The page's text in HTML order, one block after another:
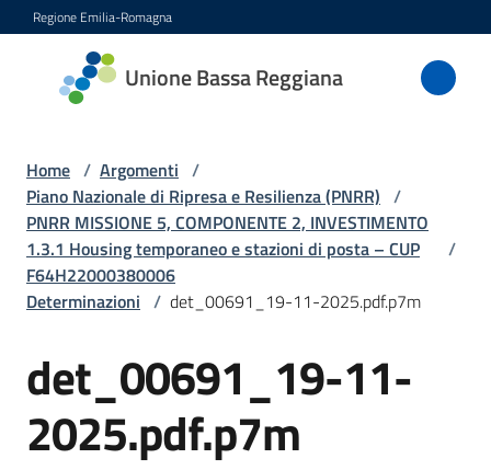
Vai al contenuto
Vai alla navigazione
Vai al footer
Regione Emilia-Romagna
Unione Bassa Reggiana
Unione
Bassa
Amministrazione
Novità
Servizi
Vivere
l'Unione
Home / Argomenti /
Piano Nazionale di Ripresa e Resilienza (PNRR) /
PNRR MISSIONE 5, COMPONENTE 2, INVESTIMENTO
1.3.1 Housing temporaneo e stazioni di posta – CUP
F64H22000380006
/
Determinazioni / det_00691_19-11-2025.pdf.p7m
det_00691_19-11-
2025.pdf.p7m